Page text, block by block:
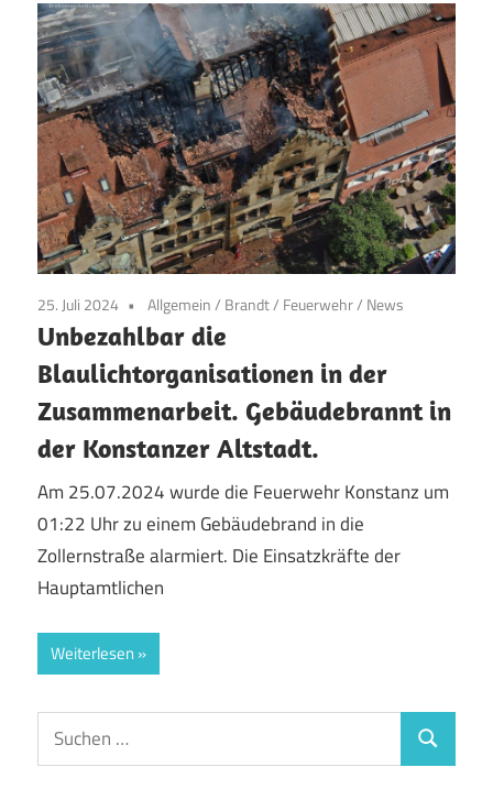
25. Juli 2024 Allgemein/ Brandt/ Feuerwehr/ News
Unbezahlbar die
Blaulichtorganisationen in der
Zusammenarbeit. Gebäudebrannt in
der Konstanzer Altstadt.
Am 25.07.2024 wurde die Feuerwehr Konstanz um
01:22 Uhr zu einem Gebäudebrand in die
Zollernstraße alarmiert. Die Einsatzkräfte der
Hauptamtlichen
Weiterlesen
Suchen
nach:
Suchen